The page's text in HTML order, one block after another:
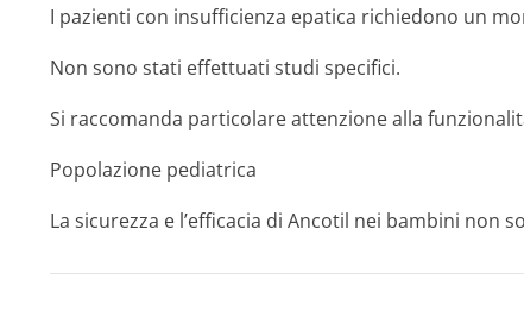
I pazienti con insufficienza epatica richiedono un
Non sono stati effettuati studi specifici.
Si raccomanda particolare attenzione alla
Popolazione pediatrica
La sicurezza e l’efficacia di Ancotil nei bambini non